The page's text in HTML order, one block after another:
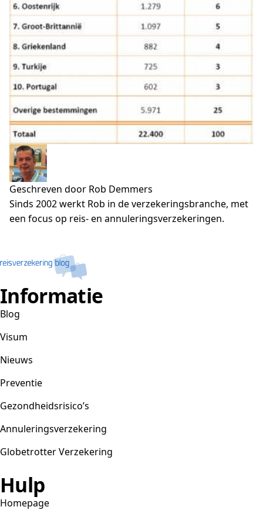
Geschreven door Rob Demmers
Sinds 2002 werkt Rob in de verzekeringsbranche, met
een focus op reis- en annuleringsverzekeringen.
Informatie
Blog
Visum
Nieuws
Preventie
Gezondheidsrisico’s
Annuleringsverzekering
Globetrotter Verzekering
Hulp
Homepage